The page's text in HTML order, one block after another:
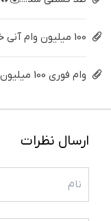
100 میلیون وام آنی خرید طلا (بازپرداخت 12 ماهه)
وام فوری 100 میلیون تومانی خرید طلا (بدون ضامن)
ارسال نظرات